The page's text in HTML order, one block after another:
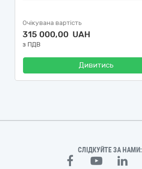
Очікувана вартість
315 000,00 UAH
з ПДВ
Дивитись
СЛІДКУЙТЕ ЗА НАМИ: